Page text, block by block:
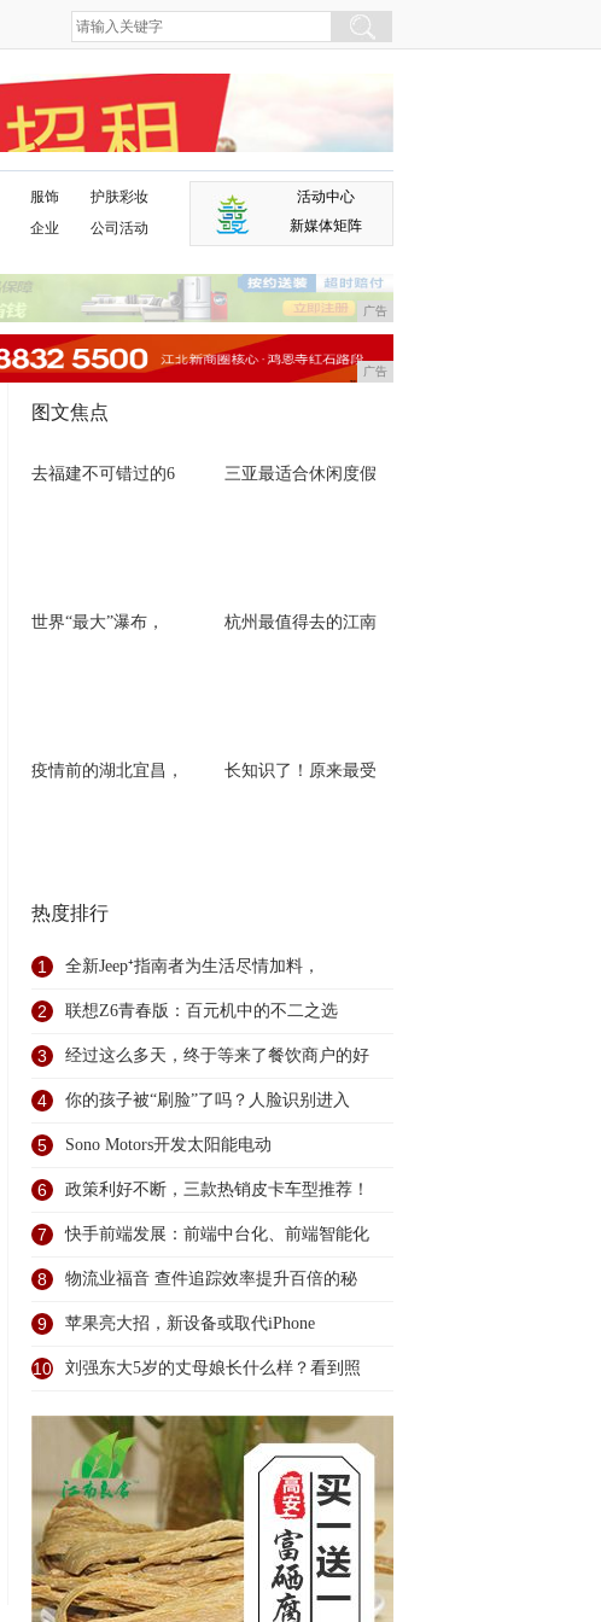
服饰
企业
护肤彩妆
公司活动
活动中心
新媒体矩阵
广告
广告
图文焦点
去福建不可错过的6 三亚最适合休闲度假
世界“最大”瀑布， 杭州最值得去的江南
疫情前的湖北宜昌， 长知识了！原来最受
热度排行
1 全新Jeep⁺指南者为生活尽情加料，
2 联想Z6青春版：百元机中的不二之选
3 经过这么多天，终于等来了餐饮商户的好
4 你的孩子被“刷脸”了吗？人脸识别进入
5 Sono Motors开发太阳能电动
6 政策利好不断，三款热销皮卡车型推荐！
7 快手前端发展：前端中台化、前端智能化
8 物流业福音 查件追踪效率提升百倍的秘
9 苹果亮大招，新设备或取代iPhone
10 刘强东大5岁的丈母娘长什么样？看到照